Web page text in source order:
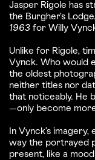
Jasper Rigole has
the Burgher’s
1963 for Willy
Unlike for Rigole,
Vynck. Who would
the oldest
neither titles nor
that noticeably. He
—only become
In Vynck’s
way the portrayed
present, like a